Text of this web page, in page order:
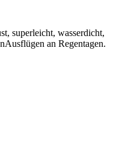
superleicht, wasserdicht,
an Regentagen.